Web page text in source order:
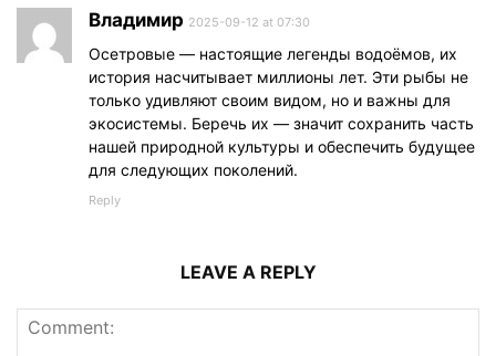
Владимир 2025-09-12 at 07:30
Осетровые — настоящие легенды водоёмов, их
история насчитывает миллионы лет. Эти рыбы не
только удивляют своим видом, но и важны для
экосистемы. Беречь их — значит сохранить часть
нашей природной культуры и обеспечить будущее
для следующих поколений.
Reply
LEAVE A REPLY